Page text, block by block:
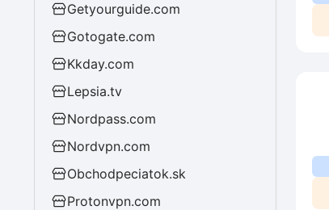
Getyourguide.com
Gotogate.com
Kkday.com
Lepsia.tv
Nordpass.com
Nordvpn.com
Obchodpeciatok.sk
Protonvpn.com